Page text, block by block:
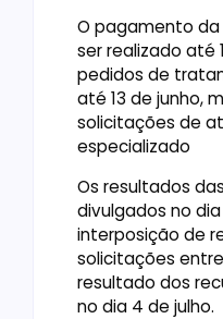
O pagamento
ser realizado até
pedidos de
até 13 de junho,
solicitações de
especializado
Os resultados
divulgados no
interposição de
solicitações
resultado dos
no dia 4 de julho.